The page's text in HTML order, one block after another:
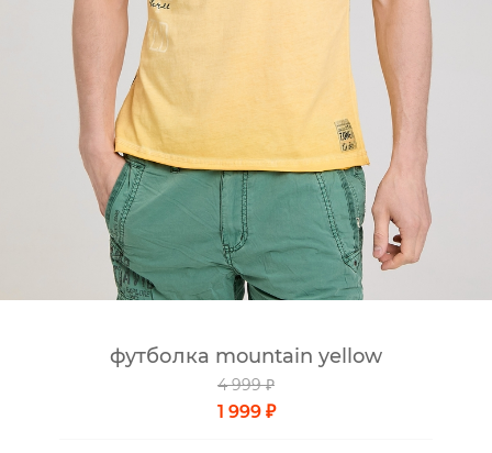
футболка mountain yellow
4 999 ₽
1 999 ₽